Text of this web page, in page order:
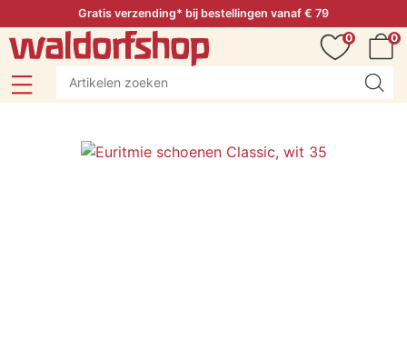
Gratis verzending* bij bestellingen vanaf € 79
0
0